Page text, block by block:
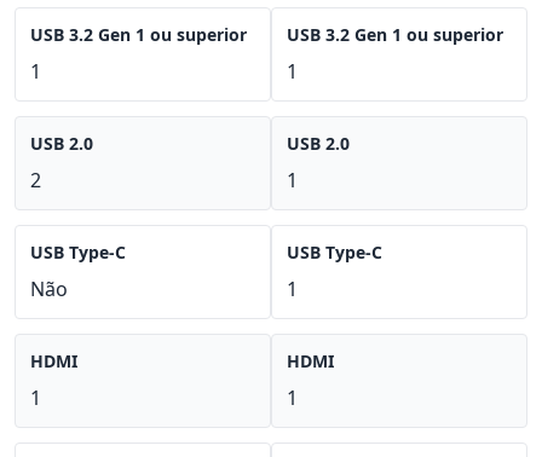
USB 3.2 Gen 1 ou superior
1
USB 2.0
2
USB Type-C
Não
HDMI
1
USB 3.2 Gen 1 ou superior
1
USB 2.0
1
USB Type-C
1
HDMI
1